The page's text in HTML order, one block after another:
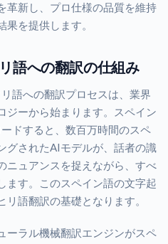
革新し、プロ仕様の品質を維持
を提供します。
語への翻訳の仕組み
語への翻訳プロセスは、業界
ジーから始まります。スペイン
ドすると、数百万時間のスペ
グされたAIモデルが、話者の識
ニュアンスを捉えながら、すべ
ます。このスペイン語の文字起
語翻訳の基礎となります。
ーラル機械翻訳エンジンがスペ